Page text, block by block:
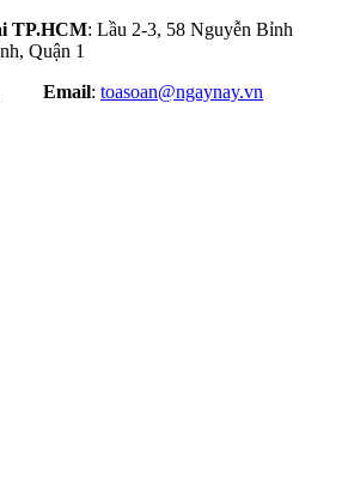
TP.HCM: Lầu 2-3, 58 Nguyễn Bỉnh
Quận 1
Email: toasoan@ngaynay.vn